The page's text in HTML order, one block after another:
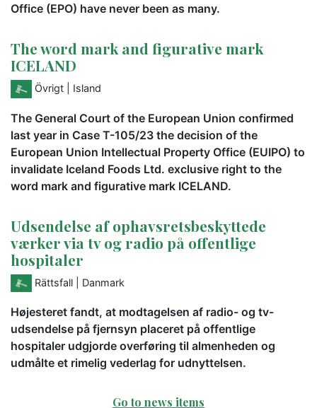
Office (EPO) have never been as many.
The word mark and figurative mark
ICELAND
Övrigt | Island
The General Court of the European Union confirmed
last year in Case T-105/23 the decision of the
European Union Intellectual Property Office (EUIPO) to
invalidate Iceland Foods Ltd. exclusive right to the
word mark and figurative mark ICELAND.
Udsendelse af ophavsretsbeskyttede
værker via tv og radio på offentlige
hospitaler
Rättsfall | Danmark
Højesteret fandt, at modtagelsen af radio- og tv-
udsendelse på fjernsyn placeret på offentlige
hospitaler udgjorde overføring til almenheden og
udmålte et rimelig vederlag for udnyttelsen.
Go to news items